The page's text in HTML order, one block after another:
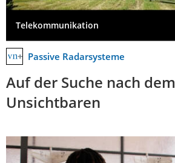
Telekommunikation
Passive Radarsysteme
Auf der Suche nach dem
Unsichtbaren